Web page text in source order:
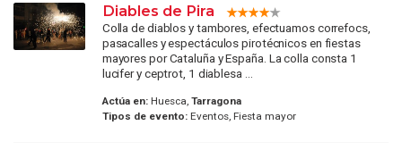
Diables de Pira
Colla de diablos y tambores, efectuamos correfocs,
pasacalles y espectáculos pirotécnicos en fiestas
mayores por Cataluña y España. La colla consta 1
lucifer y ceptrot, 1 diablesa ...
Actúa en:Huesca, Tarragona
Tipos de evento:Eventos, Fiesta mayor